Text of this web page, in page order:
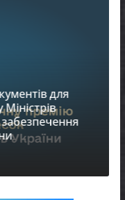
для